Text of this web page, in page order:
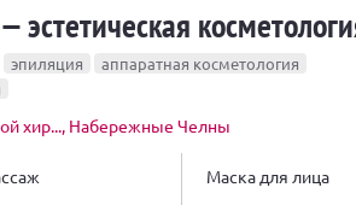
эстетическая
эпиляция
аппаратная косметология
хир..., Набережные Челны
Маска для лица